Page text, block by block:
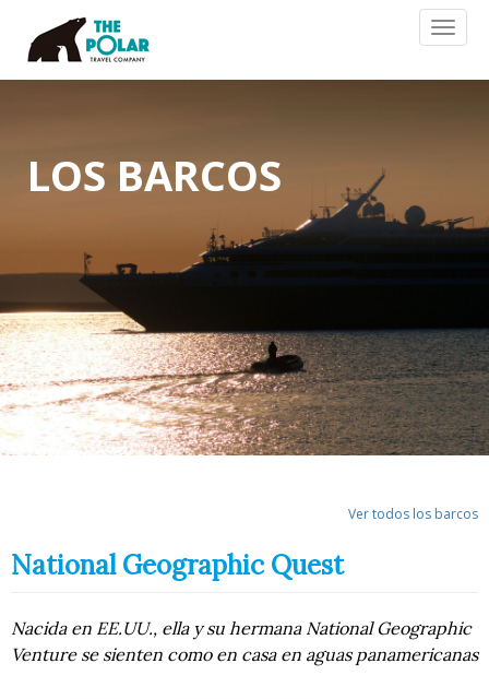
LOS BARCOS
Ver todos los barcos
National Geographic Quest
Nacida en EE.UU., ella y su hermana National Geographic
Venture se sienten como en casa en aguas panamericanas